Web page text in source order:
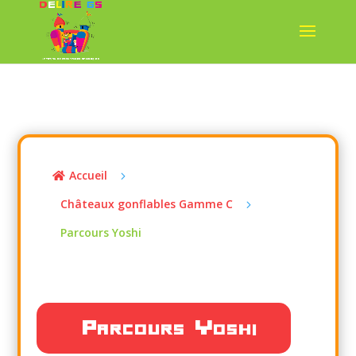
 Accueil 5
Châteaux gonflables Gamme C 5
Parcours Yoshi
Parcours Yoshi